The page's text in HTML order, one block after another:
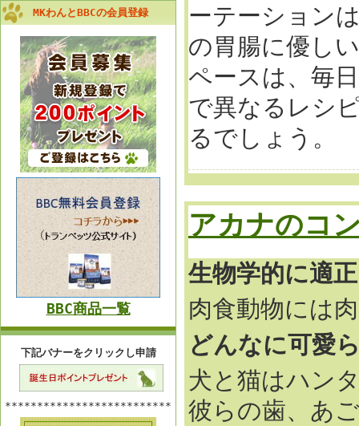
MKわんとBBCの会員登録
BBC商品一覧
下記バナーをクリックし申請
**************************
ーテーション
の胃腸に優し
ペースは、毎
で異なるレシ
るでしょう。
アカナのコ
生物学的に適
肉食動物には
どんなに可愛
犬と猫はハン
彼らの歯、あ